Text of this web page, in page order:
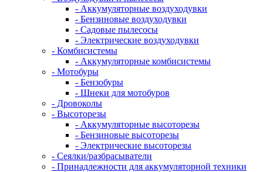
- Аккумуляторные воздуходувки
- Бензиновые воздуходувки
- Садовые пылесосы
- Электрические воздуходувки
- Комбисистемы
- Аккумуляторные комбисистемы
- Мотобуры
- Бензобуры
- Шнеки для мотобуров
- Дровоколы
- Высоторезы
- Аккумуляторные высоторезы
- Бензиновые высоторезы
- Электрические высоторезы
- Сеялки/разбрасыватели
- Принадлежности для аккумуляторной техники